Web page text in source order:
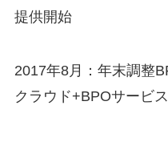
提供開始
2017年8月：年末調整
クラウド+BPOサービ